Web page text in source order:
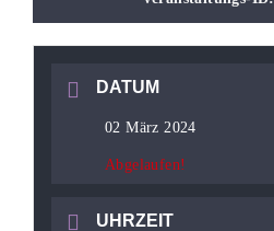
DATUM
02 März 2024
Abgelaufen!
UHRZEIT